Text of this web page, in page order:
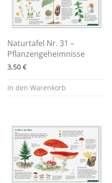
Naturtafel Nr. 31 –
Pflanzengeheimnisse
3,50 €
In den Warenkorb